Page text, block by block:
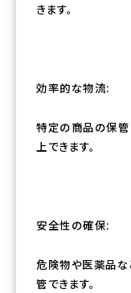
きます。
効率的な物流:
特定の商品の保管
上できます。
安全性の確保:
危険物や医薬品
管できます。